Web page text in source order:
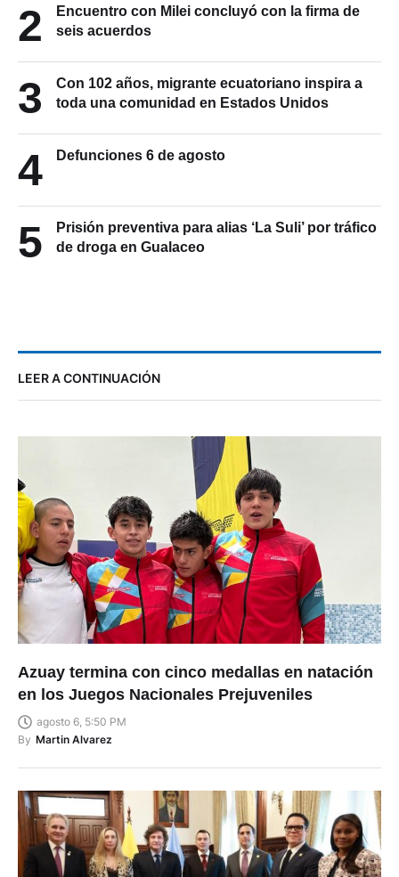
2
Encuentro con Milei concluyó con la firma de
seis acuerdos
3
Con 102 años, migrante ecuatoriano inspira a
toda una comunidad en Estados Unidos
4 Defunciones 6 de agosto
5
Prisión preventiva para alias ‘La Suli’ por tráfico
de droga en Gualaceo
LEER A CONTINUACIÓN
Azuay termina con cinco medallas en natación
en los Juegos Nacionales Prejuveniles
agosto 6, 5:50 PM
By Martin Alvarez